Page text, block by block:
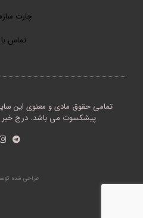
چارت
تماس با
تمامی حقوق مادی و معنوی این
پیشکسوت می باشد. درج خبر
طراحی شده